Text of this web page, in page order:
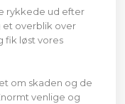
rykkede ud efter
et overblik over
fik løst vores
om skaden og de
venlige og